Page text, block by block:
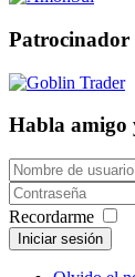
Patrocinador
Habla amigo
Recordarme
Iniciar sesión